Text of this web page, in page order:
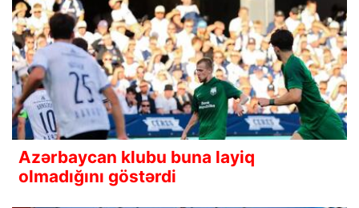
Azərbaycan klubu buna layiq
olmadığını göstərdi